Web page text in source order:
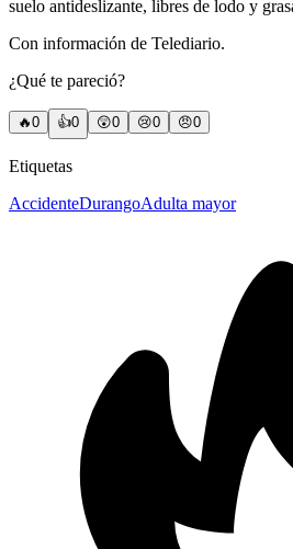
suelo antideslizante, libres de lodo y
Con información de Telediario.
¿Qué te pareció?
🔥0 👍0 😲0 😢0 😠0
Etiquetas
AccidenteDurangoAdulta mayor